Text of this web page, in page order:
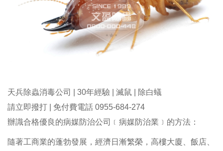
天兵除蟲消毒公司 | 30年經驗 | 滅鼠 | 除白蟻
請立即撥打 | 免付費電話 0955-684-274
辦識合格優良的病媒防治公司﹝病媒防治業﹞的方法：
隨著工商業的蓬勃發展，經濟日漸繁榮，高樓大廈、飯店、